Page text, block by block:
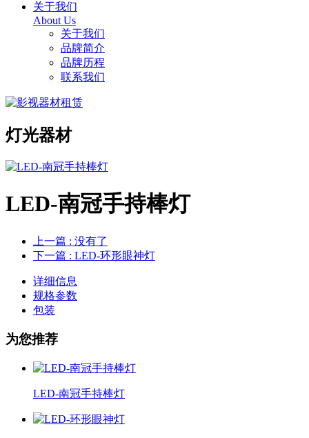
关于我们
About Us
关于我们
品牌简介
品牌历程
联系我们
灯光器材
LED-南冠手持棒灯
上一篇 : 没有了
下一篇 : LED-环形眼神灯
详细信息
规格参数
包装
为您推荐
LED-南冠手持棒灯